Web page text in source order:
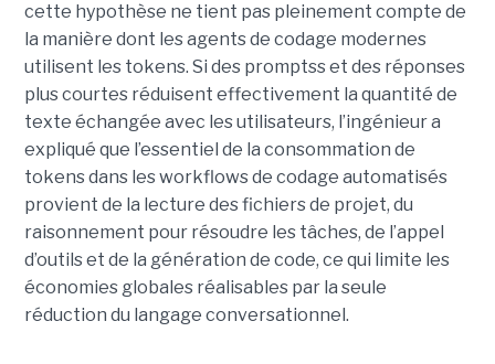
cette hypothèse ne tient pas pleinement compte de
la manière dont les agents de codage modernes
utilisent les tokens. Si des promptss et des réponses
plus courtes réduisent effectivement la quantité de
texte échangée avec les utilisateurs, l’ingénieur a
expliqué que l’essentiel de la consommation de
tokens dans les workflows de codage automatisés
provient de la lecture des fichiers de projet, du
raisonnement pour résoudre les tâches, de l’appel
d’outils et de la génération de code, ce qui limite les
économies globales réalisables par la seule
réduction du langage conversationnel.